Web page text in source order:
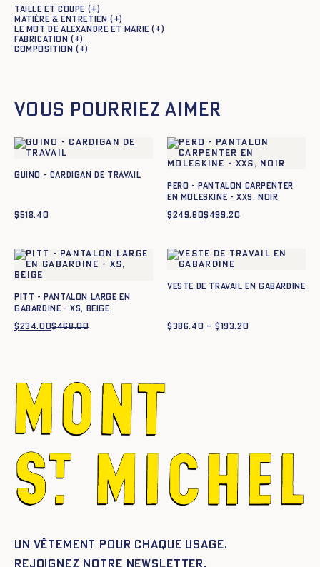
Taille et coupe
Matière & entretien
Le mot de Alexandre et Marie
Fabrication
Composition
Vous pourriez aimer
GUINO - CARDIGAN DE TRAVAIL
$518.40
Pero - Pantalon carpenter
en moleskine - XXS, NOIR
$499.20Le
$499.20.
$249.60
Le
$249.60.
Pitt - Pantalon large en
gabardine - XS, BEIGE
$468.00Le
$234.00
Le
Veste de travail en gabardine
$193.20
–
$386.40
Plage
Un vêtement pour chaque usage.
Rejoignez notre newsletter.